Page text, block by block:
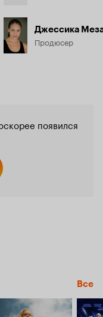
Джессика
Продюсер
появился
Все